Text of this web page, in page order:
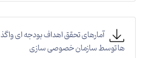
آمارهای تحقق اهداف بودجه ای
ها توسط سازمان خصوصی سازی